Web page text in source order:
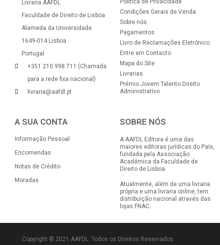
Livraria AAFDL
Faculdade de Direito de Lisboa
Alameda da Universidade
1649-014 Lisboa
Portugal
+351 210 998 711 (Chamada
para a rede fixa nacional)
livraria@aafdl.pt
Condições Gerais de Venda
Sobre nós
Pagamentos
Livro de Reclamações Eletrónico
Entre em Contacto
Mapa do Site
Livrarias
Prémio Jovem Talento Direito
Administrativo
A SUA CONTA
Informação Pessoal
Encomendas
Notas de Crédito
Moradas
SOBRE NÓS
A AAFDL Editora é uma das
maiores editoras jurídicas do País,
fundada pela Associação
Académica da Faculdade de
Direito de Lisboa.
Atualmente, além de uma livraria
própria e uma livraria online, tem
distribuição nacional através das
lojas FNAC.
Copyright © 2021 AAFDL. Todos os Direitos Reservados